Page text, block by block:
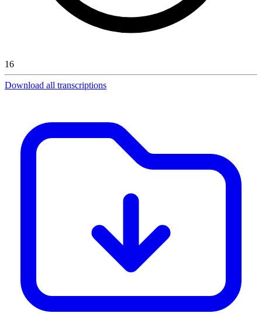
16
Download all transcriptions